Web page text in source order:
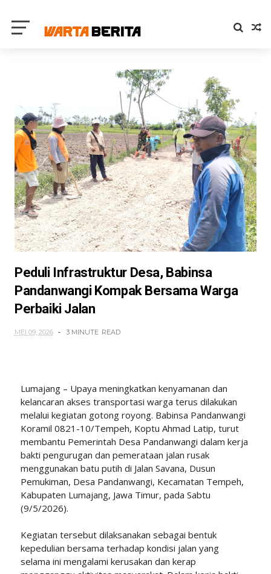
Peduli Infrastruktur Desa, Babinsa
Pandanwangi Kompak Bersama Warga
Perbaiki Jalan
MEI 09, 2026 3 MINUTE READ
Lumajang – Upaya meningkatkan kenyamanan dan
kelancaran akses transportasi warga terus dilakukan
melalui kegiatan gotong royong. Babinsa Pandanwangi
Koramil 0821-10/Tempeh, Koptu Ahmad Latip, turut
membantu Pemerintah Desa Pandanwangi dalam kerja
bakti pengurugan dan pemerataan jalan rusak
menggunakan batu putih di Jalan Savana, Dusun
Pemukiman, Desa Pandanwangi, Kecamatan Tempeh,
Kabupaten Lumajang, Jawa Timur, pada Sabtu
(9/5/2026).
Kegiatan tersebut dilaksanakan sebagai bentuk
kepedulian bersama terhadap kondisi jalan yang
selama ini mengalami kerusakan dan kerap